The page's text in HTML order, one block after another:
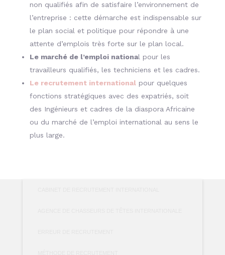
non qualifiés afin de satisfaire l’environnement de
l’entreprise : cette démarche est indispensable sur
le plan social et politique pour répondre à une
attente d’emplois très forte sur le plan local.
Le marché de l’emploi national pour les
travailleurs qualifiés, les techniciens et les cadres.
Le recrutement internationalpour quelques
fonctions stratégiques avec des expatriés, soit
des Ingénieurs et cadres de la diaspora Africaine
ou du marché de l’emploi international au sens le
plus large.